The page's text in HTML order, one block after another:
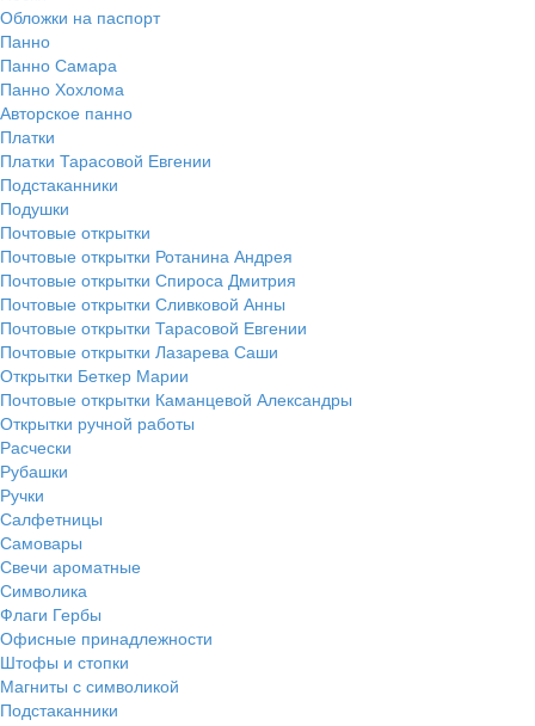
Обложки на паспорт
Панно
Панно Самара
Панно Хохлома
Авторское панно
Платки
Платки Тарасовой Евгении
Подстаканники
Подушки
Почтовые открытки
Почтовые открытки Ротанина Андрея
Почтовые открытки Спироса Дмитрия
Почтовые открытки Сливковой Анны
Почтовые открытки Тарасовой Евгении
Почтовые открытки Лазарева Саши
Открытки Беткер Марии
Почтовые открытки Каманцевой Александры
Открытки ручной работы
Расчески
Рубашки
Ручки
Салфетницы
Самовары
Свечи ароматные
Символика
Флаги Гербы
Офисные принадлежности
Штофы и стопки
Магниты с символикой
Подстаканники